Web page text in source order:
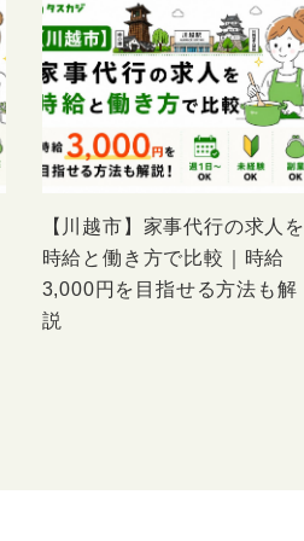
【川越市】家事代行の求人を
時給と働き方で比較｜時給
3,000円を目指せる方法も解
説